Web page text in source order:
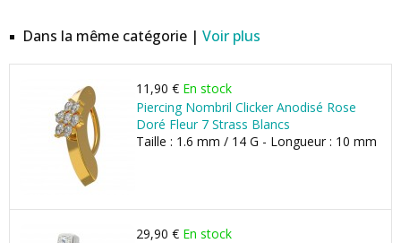
Dans la même catégorie | Voir plus
11,90 € En stock
Piercing Nombril Clicker Anodisé Rose
Doré Fleur 7 Strass Blancs
Taille : 1.6 mm / 14 G - Longueur : 10 mm
29,90 € En stock